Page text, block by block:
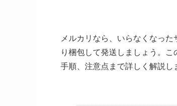
メルカリなら、いらなくなっ
り梱包して発送しましょう。
手順、注意点まで詳しく解説し